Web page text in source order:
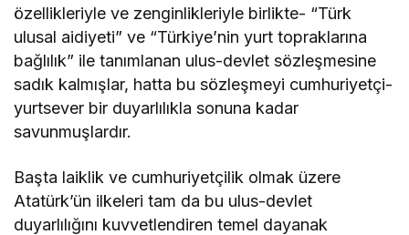
özellikleriyle ve zenginlikleriyle birlikte- “Türk
ulusal aidiyeti” ve “Türkiye’nin yurt topraklarına
bağlılık” ile tanımlanan ulus-devlet sözleşmesine
sadık kalmışlar, hatta bu sözleşmeyi cumhuriyetçi-
yurtsever bir duyarlılıkla sonuna kadar
savunmuşlardır.
Başta laiklik ve cumhuriyetçilik olmak üzere
Atatürk’ün ilkeleri tam da bu ulus-devlet
duyarlılığını kuvvetlendiren temel dayanak